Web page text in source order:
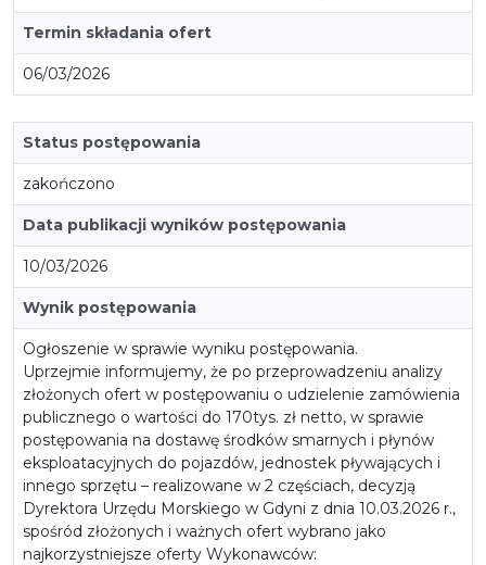
Termin składania ofert
06/03/2026
Status postępowania
zakończono
Data publikacji wyników postępowania
10/03/2026
Wynik postępowania
Ogłoszenie w sprawie wyniku postępowania.
Uprzejmie informujemy, że po przeprowadzeniu analizy
złożonych ofert w postępowaniu o udzielenie zamówienia
publicznego o wartości do 170tys. zł netto, w sprawie
postępowania na dostawę środków smarnych i płynów
eksploatacyjnych do pojazdów, jednostek pływających i
innego sprzętu – realizowane w 2 częściach, decyzją
Dyrektora Urzędu Morskiego w Gdyni z dnia 10.03.2026 r.,
spośród złożonych i ważnych ofert wybrano jako
najkorzystniejsze oferty Wykonawców: